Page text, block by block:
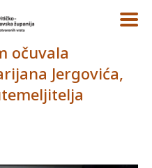
očuvala
Jergovića,